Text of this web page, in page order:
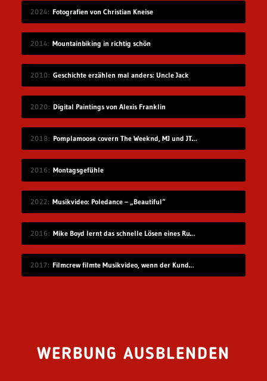
2024 Fotografien von Christian Kneise
2014 Mountainbiking in richtig schön
2010 Geschichte erzählen mal anders: Uncle Jack
2020 Digital Paintings von Alexis Franklin
2018 Pomplamoose covern The Weeknd, MJ und JT in sehr schönem Mashup
2016 Montagsgefühle
2022 Musikvideo: Poledance – „Beautiful“
2016 Mike Boyd lernt das schnelle Lösen eines Rubik’s Cube
2017 Filmcrew filmte Musikvideo, wenn der Kunde grad nicht hingeschaut hat
WERBUNG AUSBLENDEN